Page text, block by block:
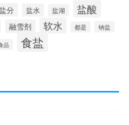
分 盐水 盐湖 盐酸
融雪剂 软水 都是 钠盐
品 食盐